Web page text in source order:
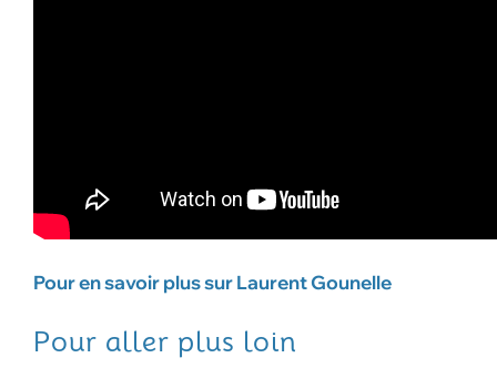
Pour en savoir plus sur Laurent Gounelle
Pour aller plus loin